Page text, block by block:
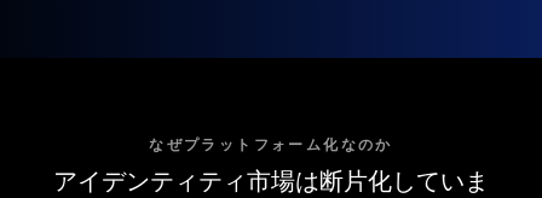
なぜプラットフォーム化なのか
アイデンティティ市場は断片化していま